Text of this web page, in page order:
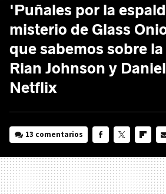
'Puñales por la
misterio de Glass
que sabemos sobre
Rian Johnson y
Netflix
13 comentarios